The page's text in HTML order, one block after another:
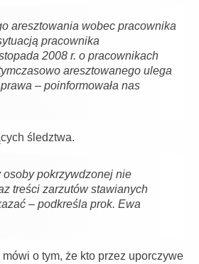
aresztowania wobec pracownika
pracownika
2008 r. o pracownikach
aresztowanego ulega
– poinformowała nas
śledztwa.
pokrzywdzonej nie
treści zarzutów stawianych
– podkreśla prok. Ewa
o tym, że kto przez uporczywe